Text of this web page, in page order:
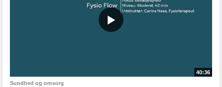
40:36
Sundhed og omsorg